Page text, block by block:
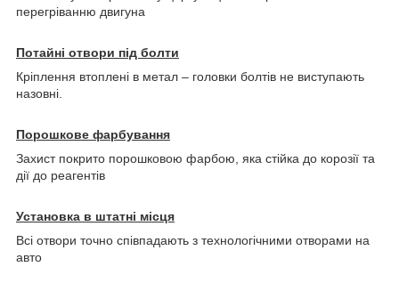
перегріванню двигуна
Потайні отвори під болти
Кріплення втоплені в метал – головки болтів не виступають
назовні.
Порошкове фарбування
Захист покрито порошковою фарбою, яка стійка до корозії та
дії до реагентів
Установка в штатні місця
Всі отвори точно співпадають з технологічними отворами на
авто